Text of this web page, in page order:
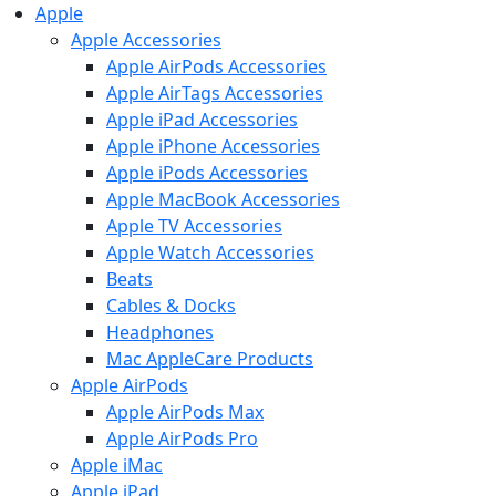
Apple
Apple Accessories
Apple AirPods Accessories
Apple AirTags Accessories
Apple iPad Accessories
Apple iPhone Accessories
Apple iPods Accessories
Apple MacBook Accessories
Apple TV Accessories
Apple Watch Accessories
Beats
Cables & Docks
Headphones
Mac AppleCare Products
Apple AirPods
Apple AirPods Max
Apple AirPods Pro
Apple iMac